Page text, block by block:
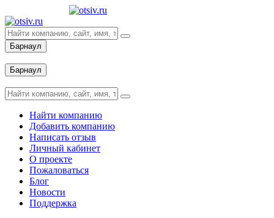
Барнаул
Барнаул
Найти компанию
Добавить компанию
Написать отзыв
Личный кабинет
О проекте
Пожаловаться
Блог
Новости
Поддержка